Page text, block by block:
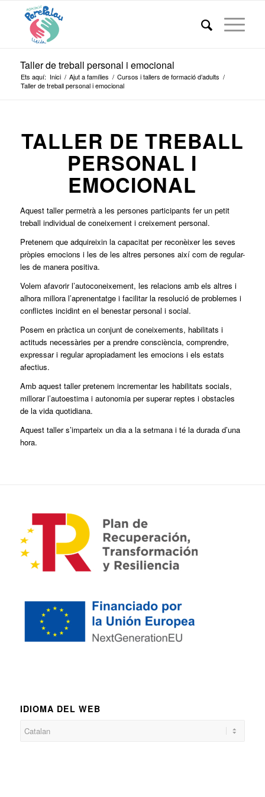
Taller de treball personal i emocional
Ets aquí: Inici / Ajut a famílies / Cursos i tallers de formació d’adults /
Taller de treball personal i emocional
TALLER DE TREBALL
PERSONAL I
EMOCIONAL
Aquest taller permetrà a les persones participants fer un petit
treball individual de coneixement i creixement personal.
Pretenem que adquireixin la capacitat per reconèixer les seves
pròpies emocions i les de les altres persones així com de regular-
les de manera positiva.
Volem afavorir l’autoconeixement, les relacions amb els altres i
alhora millora l’aprenentatge i facilitar la resolució de problemes i
conflictes incidint en el benestar personal i social.
Posem en pràctica un conjunt de coneixements, habilitats i
actituds necessàries per a prendre consciència, comprendre,
expressar i regular apropiadament les emocions i els estats
afectius.
Amb aquest taller pretenem incrementar les habilitats socials,
millorar l’autoestima i autonomia per superar reptes i obstacles
de la vida quotidiana.
Aquest taller s’imparteix un dia a la setmana i té la durada d’una
hora.
IDIOMA DEL WEB